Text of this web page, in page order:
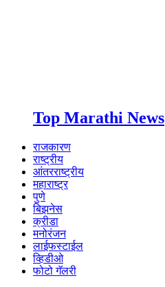
Top Marathi News
राजकारण
राष्ट्रीय
आंतरराष्ट्रीय
महाराष्ट्र
पुणे
बिझनेस
क्रीडा
मनोरंजन
लाईफस्टाईल
व्हिडीओ
फोटो गॅलरी